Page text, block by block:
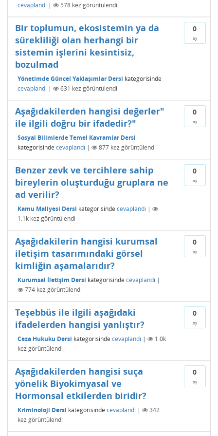
cevaplandı | 578 kez görüntülendi
0
oy
Bir toplumun, ekosistemin ya da
sürekliliği olan herhangi bir
sistemin işlerini kesintisiz,
bozulmad
Yönetimde Güncel Yaklaşımlar Dersi kategorisinde
cevaplandı | 631 kez görüntülendi
0
oy
Aşağıdakilerden hangisi değerler"
ile ilgili doğru bir ifadedir?"
Sosyal Bilimlerde Temel Kavramlar Dersi
kategorisinde cevaplandı | 877 kez görüntülendi
0
oy
Benzer zevk ve tercihlere sahip
bireylerin oluşturduğu gruplara ne
ad verilir?
Kamu Maliyesi Dersi kategorisinde cevaplandı |
1.1k kez görüntülendi
0
oy
Aşağıdakilerin hangisi kurumsal
iletişim tasarımındaki görsel
kimliğin aşamalarıdır?
Kurumsal İletişim Dersi kategorisinde cevaplandı |
774 kez görüntülendi
0
oy
Teşebbüs ile ilgili aşağıdaki
ifadelerden hangisi yanlıştır?
Ceza Hukuku Dersi kategorisinde cevaplandı |
1.0k
kez görüntülendi
0
oy
Aşağıdakilerden hangisi suça
yönelik Biyokimyasal ve
Hormonsal etkilerden biridir?
Kriminoloji Dersi kategorisinde cevaplandı |
342
kez görüntülendi